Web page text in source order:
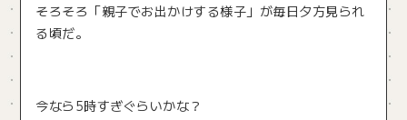
そろそろ「親子でお出かけする様子」が毎日夕方見られ
る頃だ。
今なら5時すぎぐらいかな？